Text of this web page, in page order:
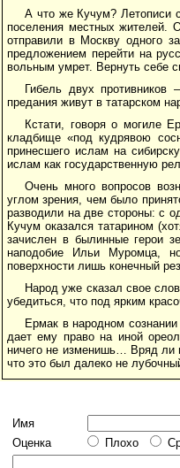
А что же Кучум? Летописи
поселения местных
отправили в Москву одного
предложением перейти на
вольным умрет. Вернуть себе
Гибель двух
предания живут в татарском
Кстати, говоря о могиле
кладбище «под кудрявою
принесшего ислам на
ислам как государственную
Очень много вопросов
углом зрения, чем было
разводили на две стороны: с
Кучум оказался татарином
зачислен в былинные герои
наподобие Ильи Муромца,
поверхности лишь конечный
Народ уже сказал свое
убедиться, что под ярким
Ермак в народном
дает ему право на иной
ничего не изменишь… Вряд ли
что это был далеко не
Имя
Оценка
Плохо